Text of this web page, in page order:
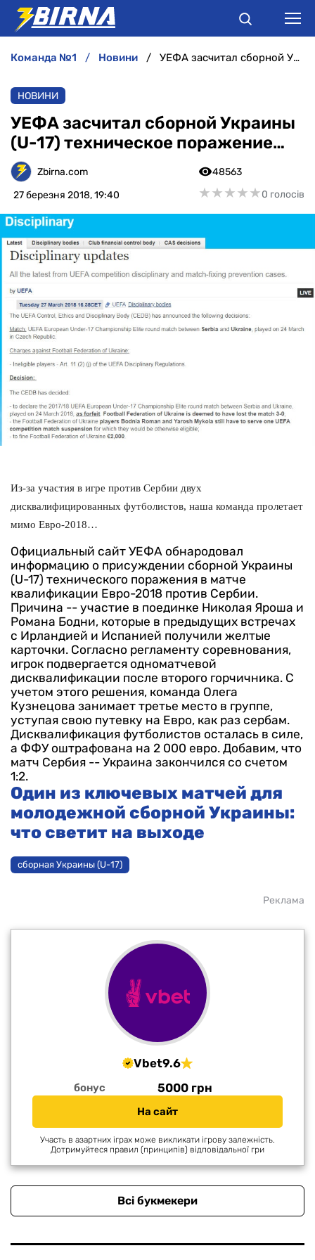
АНАЛІТИКА
ІНТЕРВ'Ю
РІЗНЕ
БУКМЕКЕРИ
команда №1 новини УЕФА засчитал сборной Украины (U-17) техническое поражение…
НОВИНИ
УЕФА засчитал сборной Украины
(U-17) техническое поражение…
Zbirna.com
27 березня 2018, 19:40
48563
★★★★★
★★★★★0 голосів
Из-за участия в игре против Сербии двух
дисквалифицированных футболистов, наша команда пролетает
мимо Евро-2018…
Официальный сайт УЕФА обнародовал
информацию о присуждении сборной Украины
(U-17) технического поражения в матче
квалификации Евро-2018 против Сербии.
Причина -- участие в поединке Николая Яроша и
Романа Бодни, которые в предыдущих встречах
с Ирландией и Испанией получили желтые
карточки. Согласно регламенту соревнования,
игрок подвергается одноматчевой
дисквалификации после второго горчичника. С
учетом этого решения, команда Олега
Кузнецова занимает третье место в группе,
уступая свою путевку на Евро, как раз сербам.
Дисквалификация футболистов осталась в силе,
а ФФУ оштрафована на 2 000 евро. Добавим, что
матч Сербия -- Украина закончился со счетом
1:2.
Один из ключевых матчей для
молодежной сборной Украины:
что светит на выходе
сборная Украины (U-17)
Реклама
Vbet9.6
бонус 5000 грн
На сайт
Участь в азартних іграх може викликати ігрову залежність.
Дотримуйтеся правил (принципів) відповідальної гри
Всі букмекери